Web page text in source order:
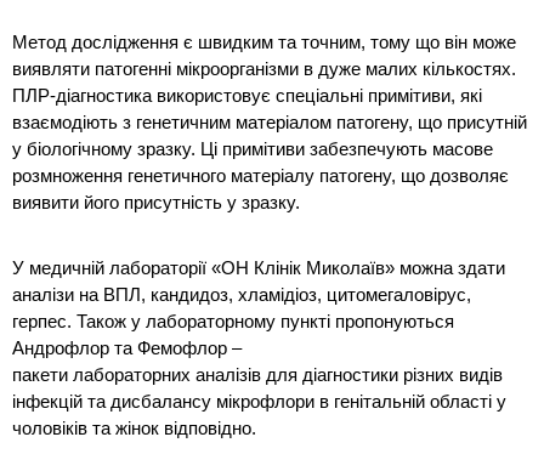
Метод дослідження є швидким та точним, тому що він може
виявляти патогенні мікроорганізми в дуже малих кількостях.
ПЛР-діагностика використовує спеціальні примітиви, які
взаємодіють з генетичним матеріалом патогену, що присутній
у біологічному зразку. Ці примітиви забезпечують масове
розмноження генетичного матеріалу патогену, що дозволяє
виявити його присутність у зразку.
У медичній лабораторії «ОН Клінік Миколаїв» можна здати
аналізи на ВПЛ, кандидоз, хламідіоз, цитомегаловірус,
герпес. Також у лабораторному пункті пропонуються
Андрофлор та Фемофлор –
пакети лабораторних аналізів для діагностики різних видів
інфекцій та дисбалансу мікрофлори в генітальній області у
чоловіків та жінок відповідно.